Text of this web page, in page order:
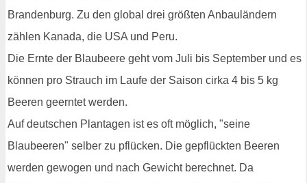
Brandenburg. Zu den global drei größten Anbauländern
zählen Kanada, die USA und Peru.
Die Ernte der Blaubeere geht vom Juli bis September und es
können pro Strauch im Laufe der Saison cirka 4 bis 5 kg
Beeren geerntet werden.
Auf deutschen Plantagen ist es oft möglich, "seine
Blaubeeren" selber zu pflücken. Die gepflückten Beeren
werden gewogen und nach Gewicht berechnet. Da